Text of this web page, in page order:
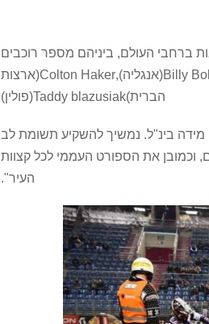
למעלה מ40 רוכבים מקצוענים מדינות ברחבי העולם, ביניהם מספר רוכבים
בינלאומיים מן המובילים בעולם: Jonny walker (אנגליה)Pol tarres (ספרד) Billy Bolt(אנגליה),Colton Haker(ארצות
הברית)Taddy blazusiak(פולין)
מידה בינ"ל. נמשיך להשקיע תשומת לב
וכמובן את הספורט העממי לכל קצוות
העיר".